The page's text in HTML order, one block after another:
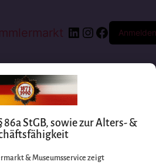
Anmelden
86a StGB, sowie zur Alters- &
& Museumsservice zeigt